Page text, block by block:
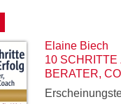
Elaine Biech
10 SCHRITTE
BERATER,